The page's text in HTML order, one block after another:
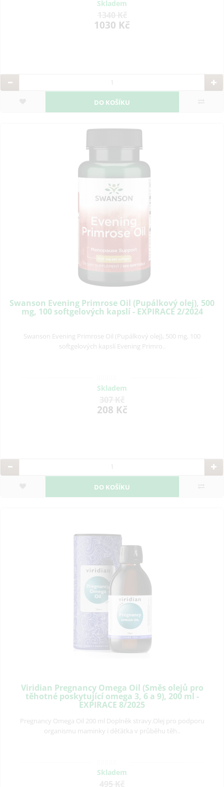
Skladem
1030 Kč
DO KOŠÍKU
Swanson Evening Primrose Oil (Pupálkový olej), 500
mg, 100 softgelových kapslí - EXPIRACE 2/2024
Swanson Evening Primrose Oil (Pupálkový olej), 500 mg, 100
softgelových kapslí Evening Primro..
Skladem
208 Kč
DO KOŠÍKU
Viridian Pregnancy Omega Oil (Směs olejů pro
těhotné poskytující omega 3, 6 a 9), 200 ml -
EXPIRACE 8/2025
Pregnancy Omega Oil 200 ml Doplněk stravy.Olej pro podporu
organismu maminky i děťátka v průběhu těh..
Skladem